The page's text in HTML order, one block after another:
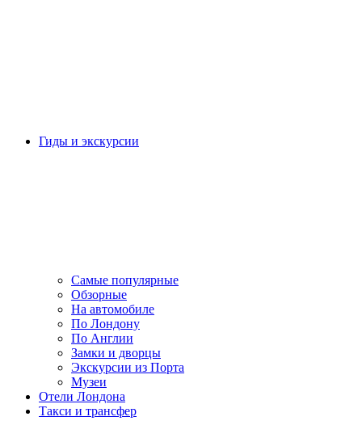
Гиды и экскурсии
Самые популярные
Обзорные
На автомобиле
По Лондону
По Англии
Замки и дворцы
Экскурсии из Порта
Музеи
Отели Лондона
Такси и трансфер